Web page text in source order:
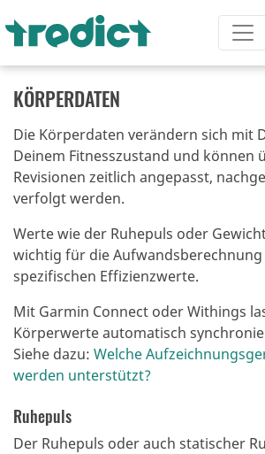
KÖRPERDATEN
Die Körperdaten verändern sich mit
Deinem Fitnesszustand und können
Revisionen zeitlich angepasst,
verfolgt werden.
Werte wie der Ruhepuls oder
wichtig für die
spezifischen Effizienzwerte.
Mit Garmin Connect oder Withings
Körperwerte automatisch
Siehe dazu: Welche
werden unterstützt?
Ruhepuls
Der Ruhepuls oder auch statischer